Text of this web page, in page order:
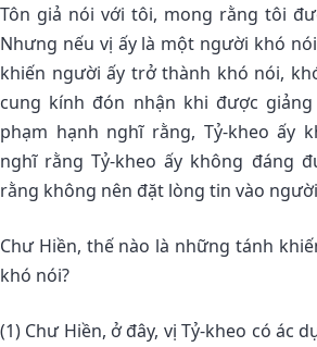
Tôn giả nói với tôi, mong rằng tôi
Nhưng nếu vị ấy là một người khó
khiến người ấy trở thành khó nói,
cung kính đón nhận khi được
phạm hạnh nghĩ rằng, Tỷ-kheo ấy
nghĩ rằng Tỷ-kheo ấy không đáng
rằng không nên đặt lòng tin vào
Chư Hiền, thế nào là những tánh
khó nói?
(1) Chư Hiền, ở đây, vị Tỷ-kheo có ác